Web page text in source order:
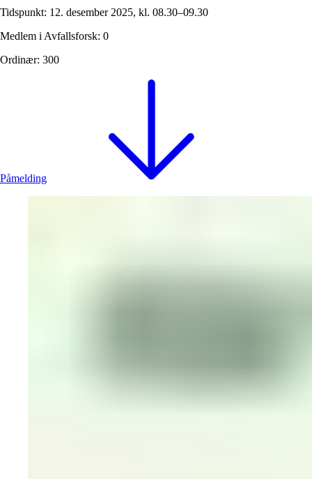
Tidspunkt: 12. desember 2025, kl. 08.30–09.30
Medlem i Avfallsforsk: 0
Ordinær: 300
Påmelding